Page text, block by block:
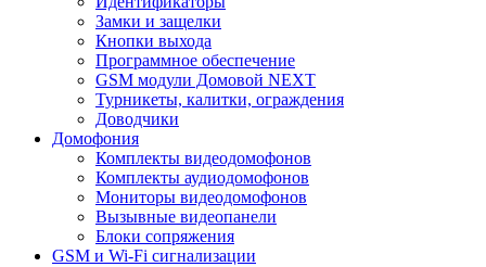
Замки и защелки
Кнопки выхода
Программное обеспечение
GSM модули Домовой NEXT
Турникеты, калитки, ограждения
Доводчики
Домофония
Комплекты видеодомофонов
Комплекты аудиодомофонов
Мониторы видеодомофонов
Вызывные видеопанели
Блоки сопряжения
GSM и Wi-Fi сигнализации